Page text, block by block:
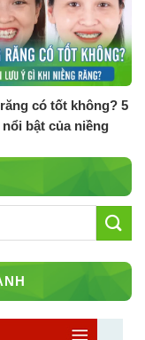
có tốt không? 5
bật của niềng